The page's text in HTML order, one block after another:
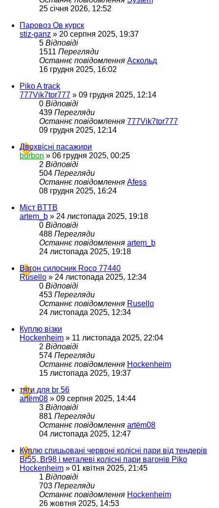
25 січня 2026, 12:52
Паровоз Ов курск
stiz-ganz » 20 серпня 2025, 19:37
5 Відповіді
1511 Перегляди
Останнє повідомлення Аскольд
16 грудня 2025, 16:02
Piko A track
777Vik7tor777 » 09 грудня 2025, 12:14
0 Відповіді
439 Перегляди
Останнє повідомлення 777Vik7tor777
09 грудня 2025, 12:14
Двохвісні пасажири
burbon » 06 грудня 2025, 00:25
2 Відповіді
504 Перегляди
Останнє повідомлення Afess
08 грудня 2025, 16:24
Міст BTTB
artem_b » 24 листопада 2025, 19:18
0 Відповіді
488 Перегляди
Останнє повідомлення artem_b
24 листопада 2025, 19:18
Вагон силосник Roco 77440
Rusello » 24 листопада 2025, 12:34
0 Відповіді
453 Перегляди
Останнє повідомлення Rusello
24 листопада 2025, 12:34
Куплю візки
Hockenheim » 11 листопада 2025, 22:04
2 Відповіді
574 Перегляди
Останнє повідомлення Hockenheim
15 листопада 2025, 19:37
тяги для br 56
artëm08 » 09 серпня 2025, 14:44
3 Відповіді
881 Перегляди
Останнє повідомлення artëm08
04 листопада 2025, 12:47
Куплю спицьовані червоні колісні пари від тендерів
Br55, Br98 і металеві колісні пари вагонів Piko
Hockenheim » 01 квітня 2025, 21:45
1 Відповіді
703 Перегляди
Останнє повідомлення Hockenheim
26 жовтня 2025, 14:53